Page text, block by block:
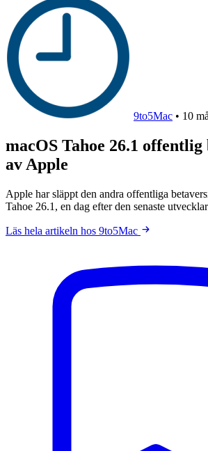
9to5Mac • 10
macOS Tahoe 26.1 offentlig
av Apple
Apple har släppt den andra offentliga
Tahoe 26.1, en dag efter den senaste
Läs hela artikeln hos 9to5Mac